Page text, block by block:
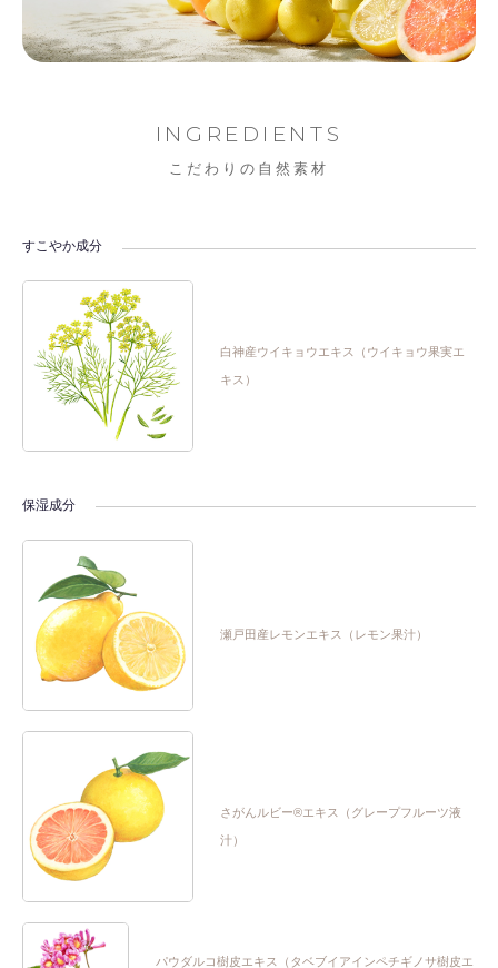
INGREDIENTS
こだわりの自然素材
すこやか成分
白神産ウイキョウエキス（ウイキョウ果実エ
キス）
保湿成分
瀬戸田産レモンエキス（レモン果汁）
さがんルビー®エキス（グレープフルーツ液
汁）
パウダルコ樹皮エキス（タベブイアインペチギノサ樹皮エ